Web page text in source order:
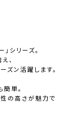
シリーズ。
、
ズン活躍します。
単。
の高さが魅力で